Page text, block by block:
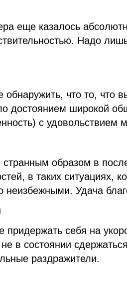
еще казалось
Надо
обнаружить, что то, что
достоянием широкой
с удовольствием
странным образом в
в таких ситуациях,
неизбежными. Удача
придержать себя на
не в состоянии
раздражители.